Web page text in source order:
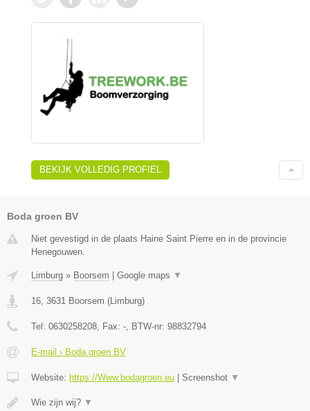
BEKIJK VOLLEDIG PROFIEL
Boda groen BV
Niet gevestigd in de plaats Haine Saint Pierre en in de provincie
Henegouwen.
Limburg » Boorsem Google maps ▼
16, 3631 Boorsem (Limburg)
Tel: 0630258208, Fax: -, BTW-nr: 98832794
E-mail › Boda groen BV
Website: https://Www.bodagroen.eu Screenshot ▼
Wie zijn wij? ▼